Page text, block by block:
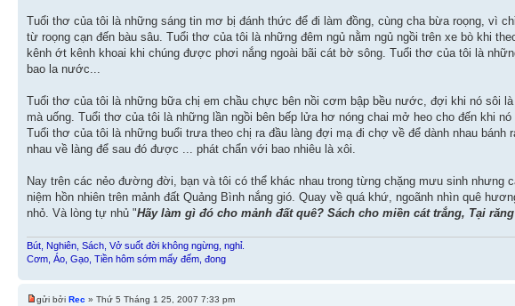
Tuổi thơ của tôi là những sáng tin mơ bị đánh thức để đi làm đồng, cùng cha bừa roọng, vì
từ roọng cạn đến bàu sâu. Tuổi thơ của tôi là những đêm ngủ nằm ngủ ngồi trên xe bò khi
kênh ớt kênh khoai khi chúng được phơi nắng ngoài bãi cát bờ sông. Tuổi thơ của tôi là
bao la nước...
Tuổi thơ của tôi là những bữa chị em chầu chực bên nồi cơm bập bều nước, đợi khi nó sôi
mà uống. Tuổi thơ của tôi là những lần ngồi bên bếp lửa hơ nóng chai mở heo cho đến khi
Tuổi thơ của tôi là những buổi trưa theo chị ra đầu làng đợi mạ đi chợ về để dành nhau
nhau về làng để sau đó được ... phát chẩn với bao nhiêu là xôi.
Nay trên các nẻo đường đời, bạn và tôi có thể khác nhau trong từng chặng mưu sinh nhưng
niệm hồn nhiên trên mảnh đất Quảng Bình nắng gió. Quay về quá khứ, ngoãnh nhìn quê
nhỏ. Và lòng tự nhủ "Hãy làm gì đó cho mảnh đất quê? Sách cho miền cát trắng, Tại
Bút, Nghiên, Sách, Vở suốt đời không ngừng, nghỉ.
Cơm, Áo, Gạo, Tiền hôm sớm mấy đếm, đong
gửi bởi Rec » Thứ 5 Tháng 1 25, 2007 7:33 pm